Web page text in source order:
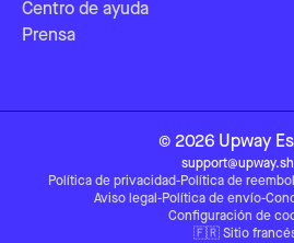
Centro de ayuda
Prensa
© 2026 Upway
Política de privacidad-Política de
Aviso legal -Política de envío-
Configuración de
🇫🇷 Sitio